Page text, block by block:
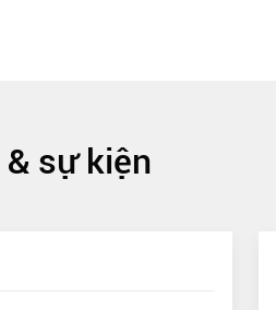
sự kiện